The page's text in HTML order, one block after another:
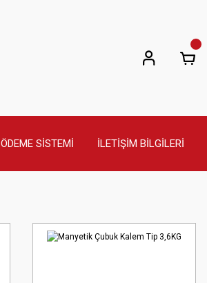
ÖDEME SİSTEMİ İLETİŞİM BİLGİLERİ